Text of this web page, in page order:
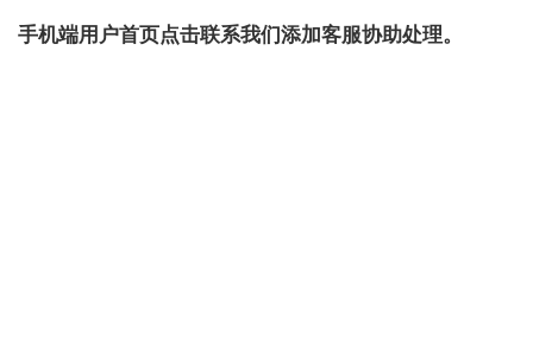
手机端用户首页点击联系我们添加客服协助处理。